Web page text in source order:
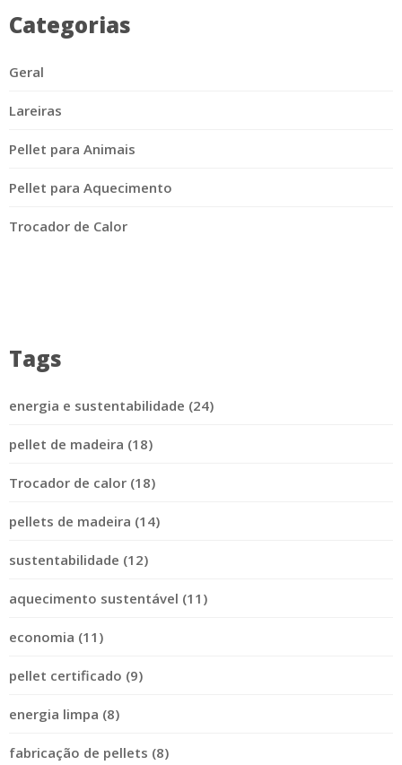
Categorias
Geral
Lareiras
Pellet para Animais
Pellet para Aquecimento
Trocador de Calor
Tags
energia e sustentabilidade (24)
pellet de madeira (18)
Trocador de calor (18)
pellets de madeira (14)
sustentabilidade (12)
aquecimento sustentável (11)
economia (11)
pellet certificado (9)
energia limpa (8)
fabricação de pellets (8)